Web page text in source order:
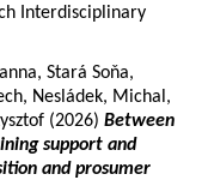
Interdisciplinary
Stará Soňa,
Nesládek, Michal,
(2026) Between
support and
and prosumer